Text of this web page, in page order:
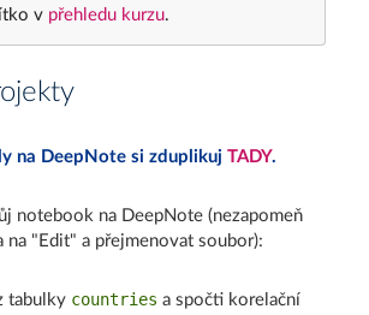
vpřehledu kurzu.
na DeepNote si zduplikuj TADY.
notebook na DeepNote (nezapomeň
na "Edit" a přejmenovat soubor):
tabulky countries a spočti korelační